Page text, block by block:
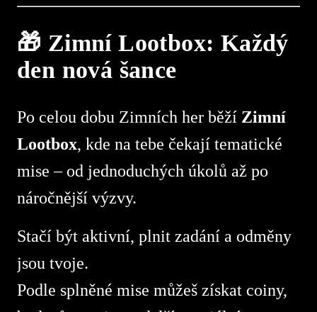
🎁 Zimní Lootbox: Každý
den nová šance
Po celou dobu Zimních her běží Zimní
Lootbox, kde na tebe čekají tematické
mise – od jednoduchých úkolů až po
náročnější výzvy.
Stačí být aktivní, plnit zadání a odměny
jsou tvoje.
Podle splněné mise můžeš získat coiny,